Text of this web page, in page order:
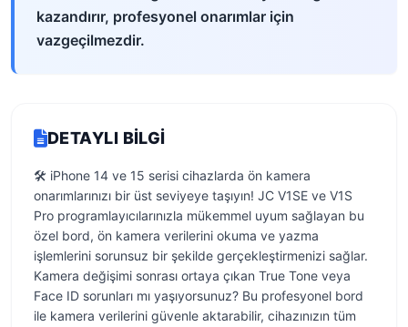
kazandırır, profesyonel onarımlar için
vazgeçilmezdir.
DETAYLI BILGI
🛠️ iPhone 14 ve 15 serisi cihazlarda ön kamera
onarımlarınızı bir üst seviyeye taşıyın! JC V1SE ve V1S
Pro programlayıcılarınızla mükemmel uyum sağlayan bu
özel bord, ön kamera verilerini okuma ve yazma
işlemlerini sorunsuz bir şekilde gerçekleştirmenizi sağlar.
Kamera değişimi sonrası ortaya çıkan True Tone veya
Face ID sorunları mı yaşıyorsunuz? Bu profesyonel bord
ile kamera verilerini güvenle aktarabilir, cihazınızın tüm